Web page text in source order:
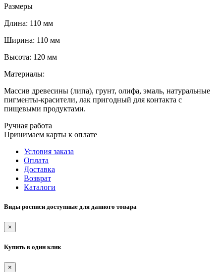
Размеры
Длина: 110 мм
Ширина: 110 мм
Высота: 120 мм
Материалы:
Массив древесины (липа), грунт, олифа, эмаль, натуральные
пигменты-красители, лак пригодный для контакта с
пищевыми продуктами.
Ручная работа
Принимаем карты к оплате
Условия заказа
Оплата
Доставка
Возврат
Каталоги
Виды росписи доступные для данного товара
×
Купить в один клик
×